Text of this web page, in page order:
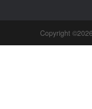
Copyright